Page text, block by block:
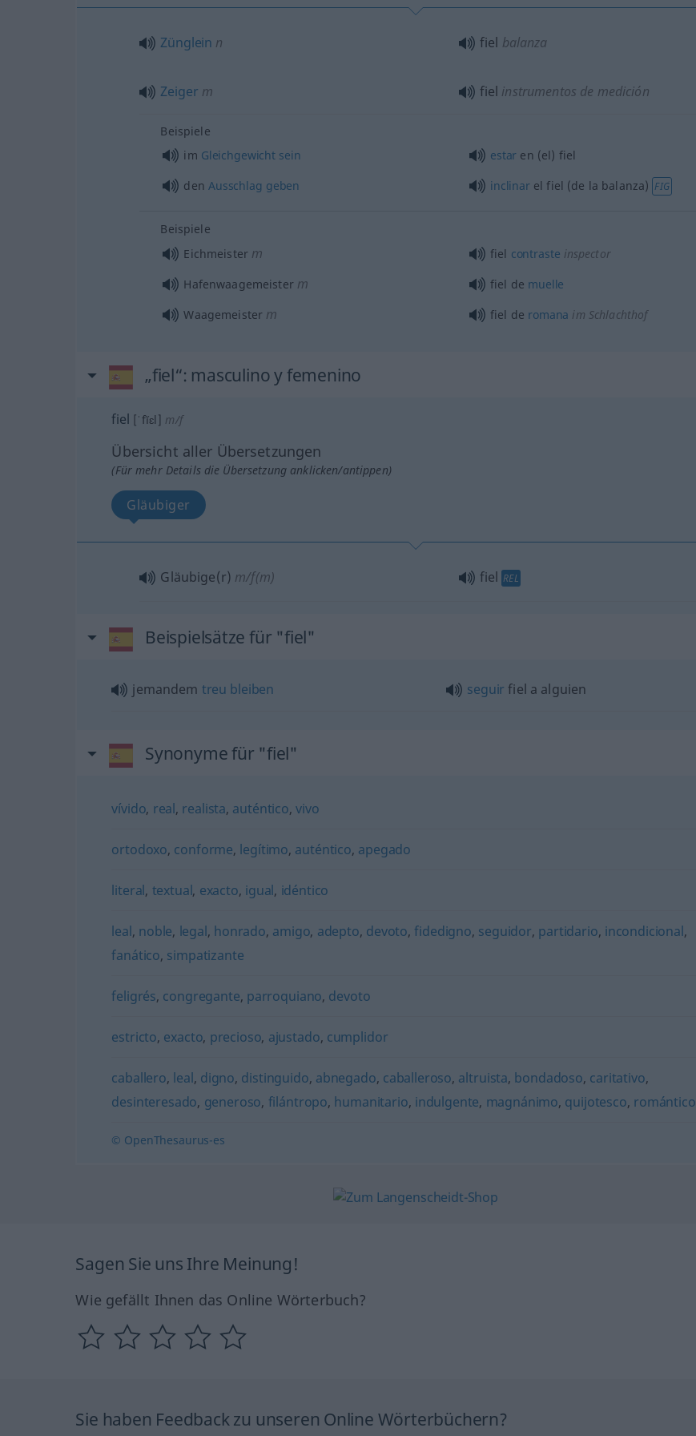
Zünglein n fiel balanza
Zeiger m fiel instrumentos de medición
Beispiele
im Gleichgewicht sein estar en (el) fiel
den Ausschlag geben inclinarel fiel (de la balanza) FIG
Beispiele
Eichmeisterm fiel contraste inspector
Hafenwaagemeisterm fiel de muelle
Waagemeister m fiel de romana im Schlachthof
„fiel“: masculino y femenino
fiel [ˈfĭɛl] m/f
Übersicht aller Übersetzungen
(Für mehr Details die Übersetzung anklicken/antippen)
Gläubiger
Gläubige(r) m/f(m) fiel REL
Beispielsätze für "fiel"
jemandem treu bleiben seguir fiel a alguien
Synonyme für "fiel"
vívido, real, realista, auténtico,vivo
ortodoxo, conforme, legítimo, auténtico, apegado
literal, textual, exacto, igual, idéntico
leal, noble, legal, honrado, amigo, adepto, devoto,fidedigno, seguidor, partidario, incondicional,
fanático, simpatizante
feligrés, congregante, parroquiano, devoto
estricto, exacto, precioso, ajustado, cumplidor
caballero, leal, digno, distinguido, abnegado, caballeroso, altruista, bondadoso, caritativo,
desinteresado, generoso, filántropo, humanitario, indulgente, magnánimo, quijotesco, romántico
© OpenThesaurus-es
Sagen Sie uns Ihre Meinung!
Wie gefällt Ihnen das Online Wörterbuch?
Sie haben Feedback zu unseren Online Wörterbüchern?